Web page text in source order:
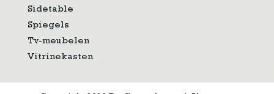
Sidetable
Spiegels
Tv-meubelen
Vitrinekasten